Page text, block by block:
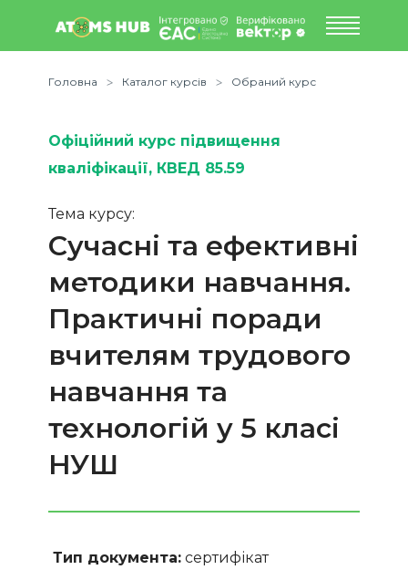
Головна Каталог курсів Обраний курс
Офіційний курс підвищення
кваліфікації, КВЕД 85.59
Тема курсу:
Сучасні та ефективні
методики навчання.
Практичні поради
вчителям трудового
навчання та
технологій у 5 класі
НУШ
Тип документа: сертифікат